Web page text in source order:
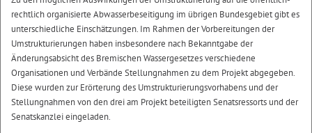
rechtlich organisierte Abwasserbeseitigung im übrigen Bundesgebiet gibt es
unterschiedliche Einschätzungen. Im Rahmen der Vorbereitungen der
Umstrukturierungen haben insbesondere nach Bekanntgabe der
Änderungsabsicht des Bremischen Wassergesetzes verschiedene
Organisationen und Verbände Stellungnahmen zu dem Projekt abgegeben.
Diese wurden zur Erörterung des Umstrukturierungsvorhabens und der
Stellungnahmen von den drei am Projekt beteiligten Senatsressorts und der
Senatskanzlei eingeladen.